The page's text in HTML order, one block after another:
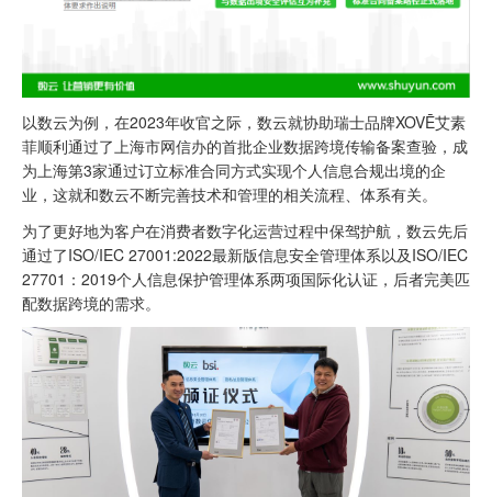
以数云为例，在2023年收官之际，数云就协助瑞士品牌XOVĒ艾素
菲顺利通过了上海市网信办的首批企业数据跨境传输备案查验，成
为上海第3家通过订立标准合同方式实现个人信息合规出境的企
业，这就和数云不断完善技术和管理的相关流程、体系有关。
为了更好地为客户在消费者数字化运营过程中保驾护航，数云先后
通过了ISO/IEC 27001:2022最新版信息安全管理体系以及ISO/IEC
27701：2019个人信息保护管理体系两项国际化认证，后者完美匹
配数据跨境的需求。